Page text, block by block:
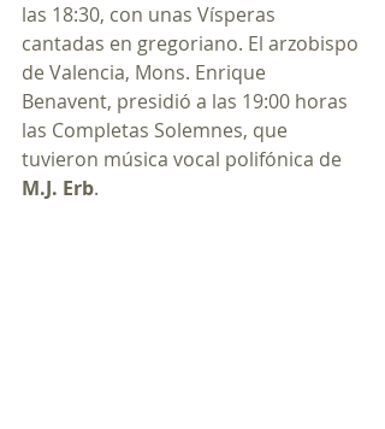
las 18:30, con unas Vísperas
cantadas en gregoriano. El arzobispo
de Valencia, Mons. Enrique
Benavent, presidió a las 19:00 horas
las Completas Solemnes, que
tuvieron música vocal polifónica de
M.J. Erb.